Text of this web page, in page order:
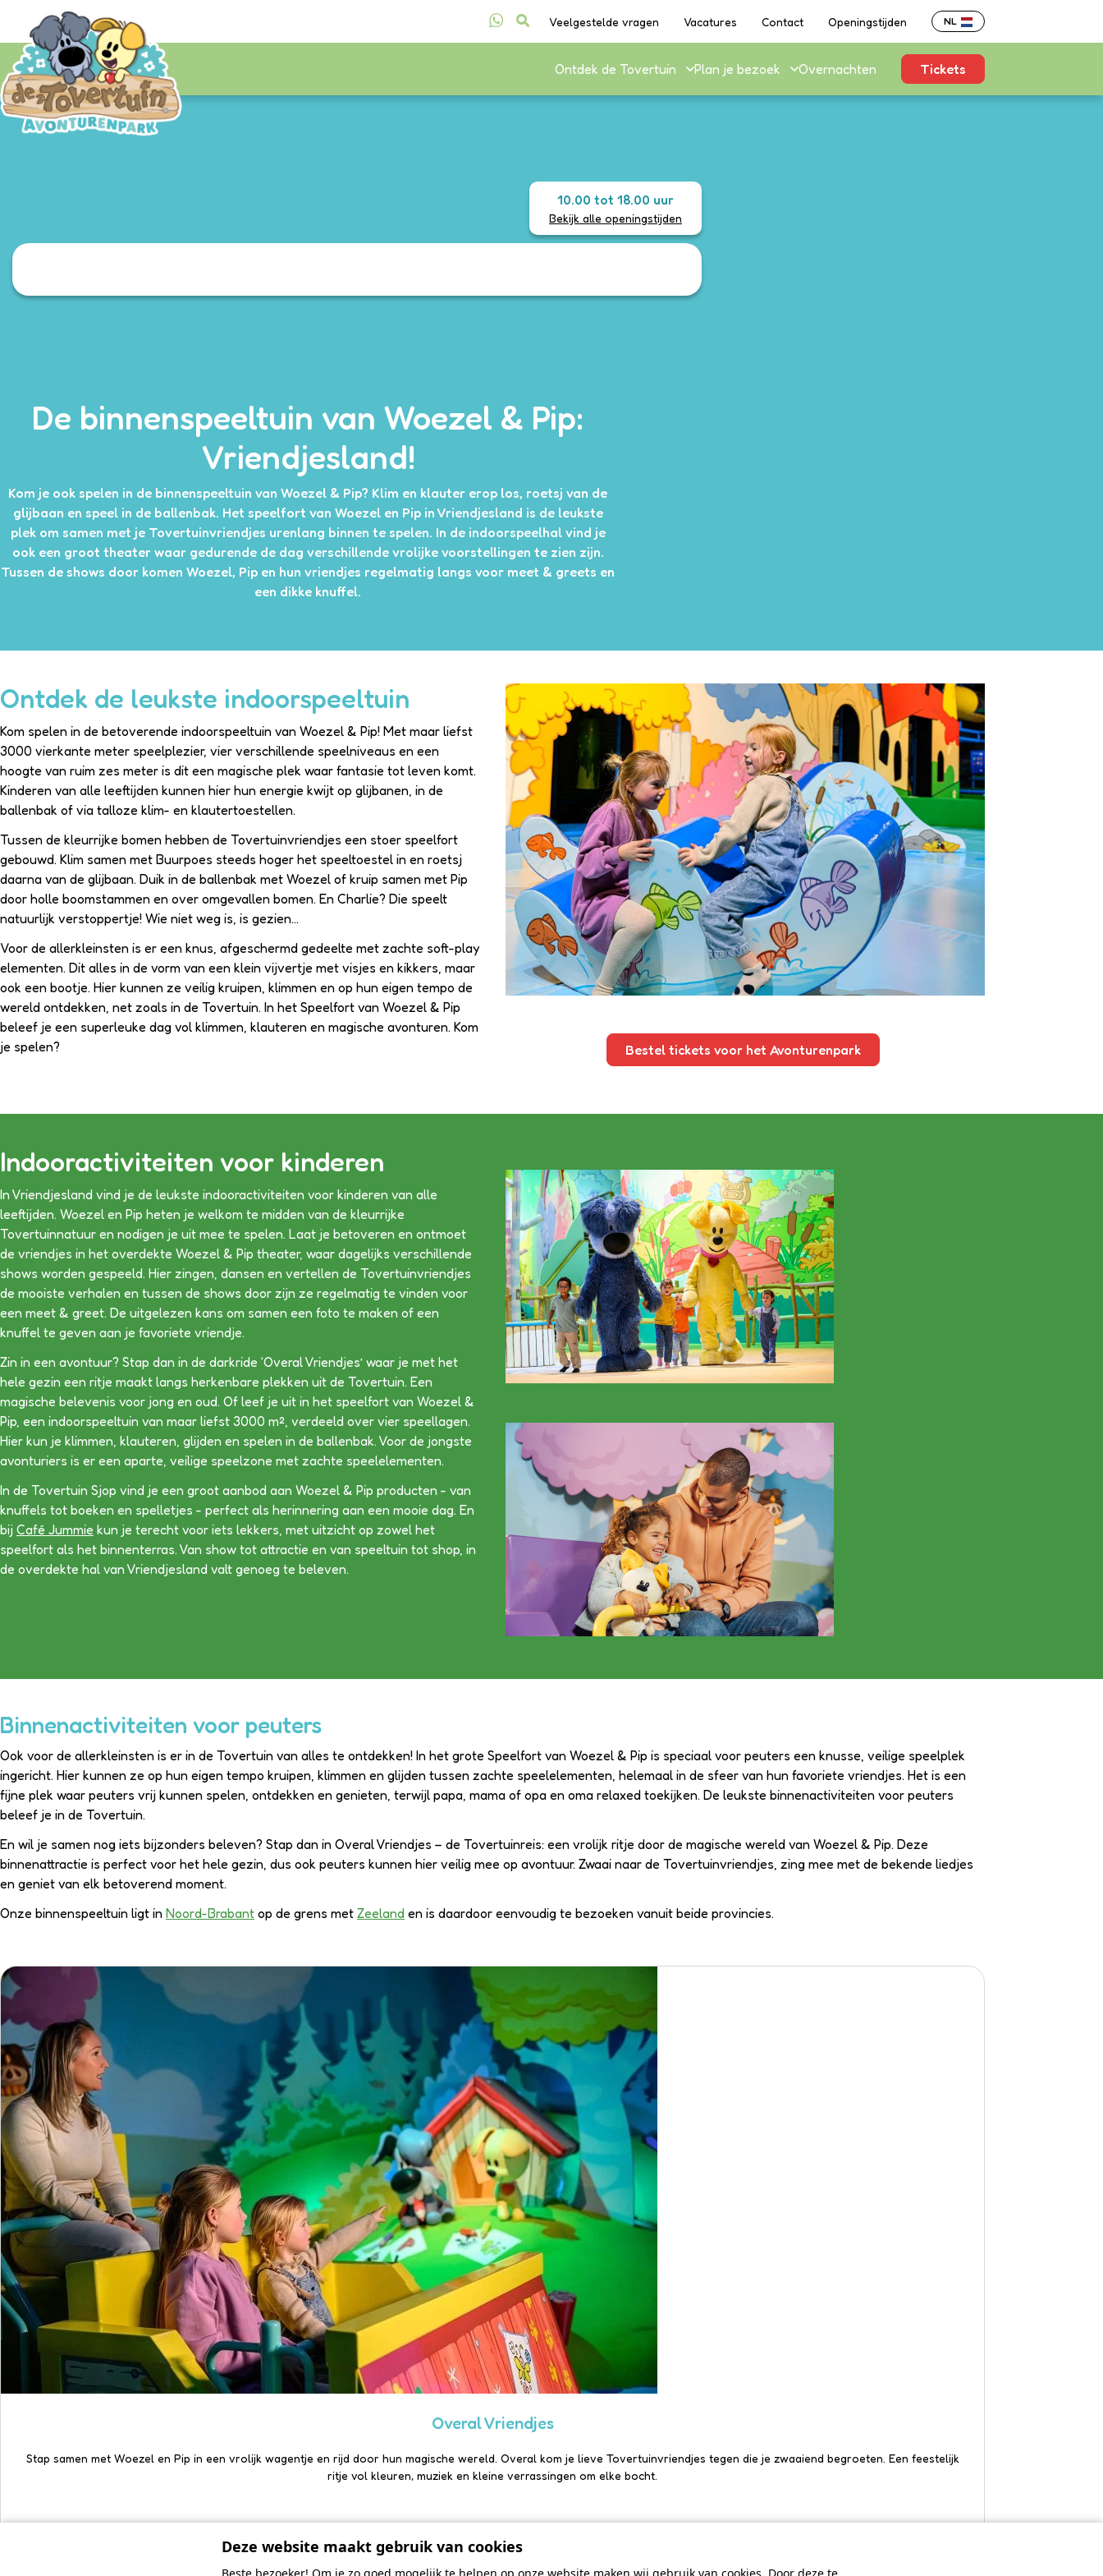
Veelgestelde vragen Vacatures Contact Openingstijden NL
Ontdek de Tovertuin Plan je bezoek Overnachten Tickets
10.00 tot 18.00 uur
Bekijk alle openingstijden
De binnenspeeltuin van Woezel & Pip:
Vriendjesland!
Kom je ook spelen in de binnenspeeltuin van Woezel & Pip? Klim en klauter erop los, roetsj van de
glijbaan en speel in de ballenbak. Het speelfort van Woezel en Pip in Vriendjesland is de leukste
plek om samen met je Tovertuinvriendjes urenlang binnen te spelen. In de indoorspeelhal vind je
ook een groot theater waar gedurende de dag verschillende vrolijke voorstellingen te zien zijn.
Tussen de shows door komen Woezel, Pip en hun vriendjes regelmatig langs voor meet & greets en
een dikke knuffel.
Ontdek de leukste indoorspeeltuin
Kom spelen in de betoverende indoorspeeltuin van Woezel & Pip! Met maar liefst
3000 vierkante meter speelplezier, vier verschillende speelniveaus en een
hoogte van ruim zes meter is dit een magische plek waar fantasie tot leven komt.
Kinderen van alle leeftijden kunnen hier hun energie kwijt op glijbanen, in de
ballenbak of via talloze klim- en klautertoestellen.
Tussen de kleurrijke bomen hebben de Tovertuinvriendjes een stoer speelfort
gebouwd. Klim samen met Buurpoes steeds hoger het speeltoestel in en roetsj
daarna van de glijbaan. Duik in de ballenbak met Woezel of kruip samen met Pip
door holle boomstammen en over omgevallen bomen. En Charlie? Die speelt
natuurlijk verstoppertje! Wie niet weg is, is gezien...
Voor de allerkleinsten is er een knus, afgeschermd gedeelte met zachte soft-play
elementen. Dit alles in de vorm van een klein vijvertje met visjes en kikkers, maar
ook een bootje. Hier kunnen ze veilig kruipen, klimmen en op hun eigen tempo de
wereld ontdekken, net zoals in de Tovertuin. In het Speelfort van Woezel & Pip
beleef je een superleuke dag vol klimmen, klauteren en magische avonturen. Kom
je spelen?
Bestel tickets voor het Avonturenpark
Indooractiviteiten voor kinderen
In Vriendjesland vind je de leukste indooractiviteiten voor kinderen van alle
leeftijden. Woezel en Pip heten je welkom te midden van de kleurrijke
Tovertuinnatuur en nodigen je uit mee te spelen. Laat je betoveren en ontmoet
de vriendjes in het overdekte Woezel & Pip theater, waar dagelijks verschillende
shows worden gespeeld. Hier zingen, dansen en vertellen de Tovertuinvriendjes
de mooiste verhalen en tussen de shows door zijn ze regelmatig te vinden voor
een meet & greet. De uitgelezen kans om samen een foto te maken of een
knuffel te geven aan je favoriete vriendje.
Zin in een avontuur? Stap dan in de darkride ‘Overal Vriendjes’ waar je met het
hele gezin een ritje maakt langs herkenbare plekken uit de Tovertuin. Een
magische belevenis voor jong en oud. Of leef je uit in het speelfort van Woezel &
Pip, een indoorspeeltuin van maar liefst 3000 m², verdeeld over vier speellagen.
Hier kun je klimmen, klauteren, glijden en spelen in de ballenbak. Voor de jongste
avonturiers is er een aparte, veilige speelzone met zachte speelelementen.
In de Tovertuin Sjop vind je een groot aanbod aan Woezel & Pip producten - van
knuffels tot boeken en spelletjes - perfect als herinnering aan een mooie dag. En
bij Café Jummie kun je terecht voor iets lekkers, met uitzicht op zowel het
speelfort als het binnenterras. Van show tot attractie en van speeltuin tot shop, in
de overdekte hal van Vriendjesland valt genoeg te beleven.
Binnenactiviteiten voor peuters
Ook voor de allerkleinsten is er in de Tovertuin van alles te ontdekken! In het grote Speelfort van Woezel & Pip is speciaal voor peuters een knusse, veilige speelplek
ingericht. Hier kunnen ze op hun eigen tempo kruipen, klimmen en glijden tussen zachte speelelementen, helemaal in de sfeer van hun favoriete vriendjes. Het is een
fijne plek waar peuters vrij kunnen spelen, ontdekken en genieten, terwijl papa, mama of opa en oma relaxed toekijken. De leukste binnenactiviteiten voor peuters
beleef je in de Tovertuin.
En wil je samen nog iets bijzonders beleven? Stap dan in Overal Vriendjes – de Tovertuinreis: een vrolijk ritje door de magische wereld van Woezel & Pip. Deze
binnenattractie is perfect voor het hele gezin, dus ook peuters kunnen hier veilig mee op avontuur. Zwaai naar de Tovertuinvriendjes, zing mee met de bekende liedjes
en geniet van elk betoverend moment.
Onze binnenspeeltuin ligt in Noord-Brabant op de grens met Zeeland en is daardoor eenvoudig te bezoeken vanuit beide provincies.
Overal Vriendjes
Stap samen met Woezel en Pip in een vrolijk wagentje en rijd door hun magische wereld. Overal kom je lieve Tovertuinvriendjes tegen die je zwaaiend begroeten. Een feestelijk
ritje vol kleuren, muziek en kleine verrassingen om elke bocht.
Deze website maakt gebruik van cookies